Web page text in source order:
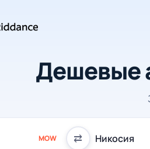
Дешевые
MOW ⇄